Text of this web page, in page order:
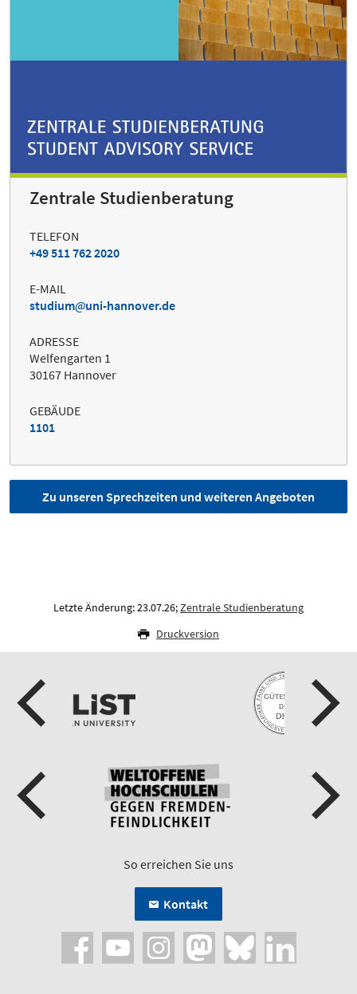
Zentrale Studienberatung
TELEFON
+49 511 762 2020
E-MAIL
studium
uni-hannover.de
ADRESSE
Welfengarten 1
30167 Hannover
GEBÄUDE
1101
Zu unseren Sprechzeiten und weiteren Angeboten
Letzte Änderung: 23.07.26;Zentrale Studienberatung
Druckversion
So erreichen Sie uns
Kontakt